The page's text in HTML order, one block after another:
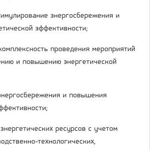
энергосбережения и
эффективности;
проведения мероприятий
и повышению энергетической
и повышения
ресурсов с учетом
технологических,